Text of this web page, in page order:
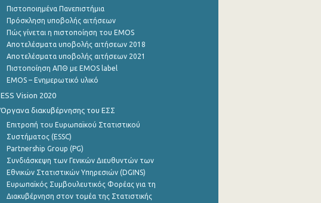
Πιστοποιημένα Πανεπιστήμια
Πρόσκληση υποβολής αιτήσεων
Πώς γίνεται η πιστοποίηση του EMOS
Αποτελέσματα υποβολής αιτήσεων 2018
Αποτελέσματα υποβολής αιτήσεων 2021
Πιστοποίηση ΑΠΘ με EMOS label
EMOS – Ενημερωτικό υλικό
ESS Vision 2020
Όργανα διακυβέρνησης του ΕΣΣ
Επιτροπή του Ευρωπαϊκού Στατιστικού
Συστήματος (ESSC)
Partnership Group (PG)
Συνδιάσκεψη των Γενικών Διευθυντών των
Εθνικών Στατιστικών Υπηρεσιών (DGINS)
Ευρωπαϊκός Συμβουλευτικός Φορέας για τη
Διακυβέρνηση στον τομέα της Στατιστικής